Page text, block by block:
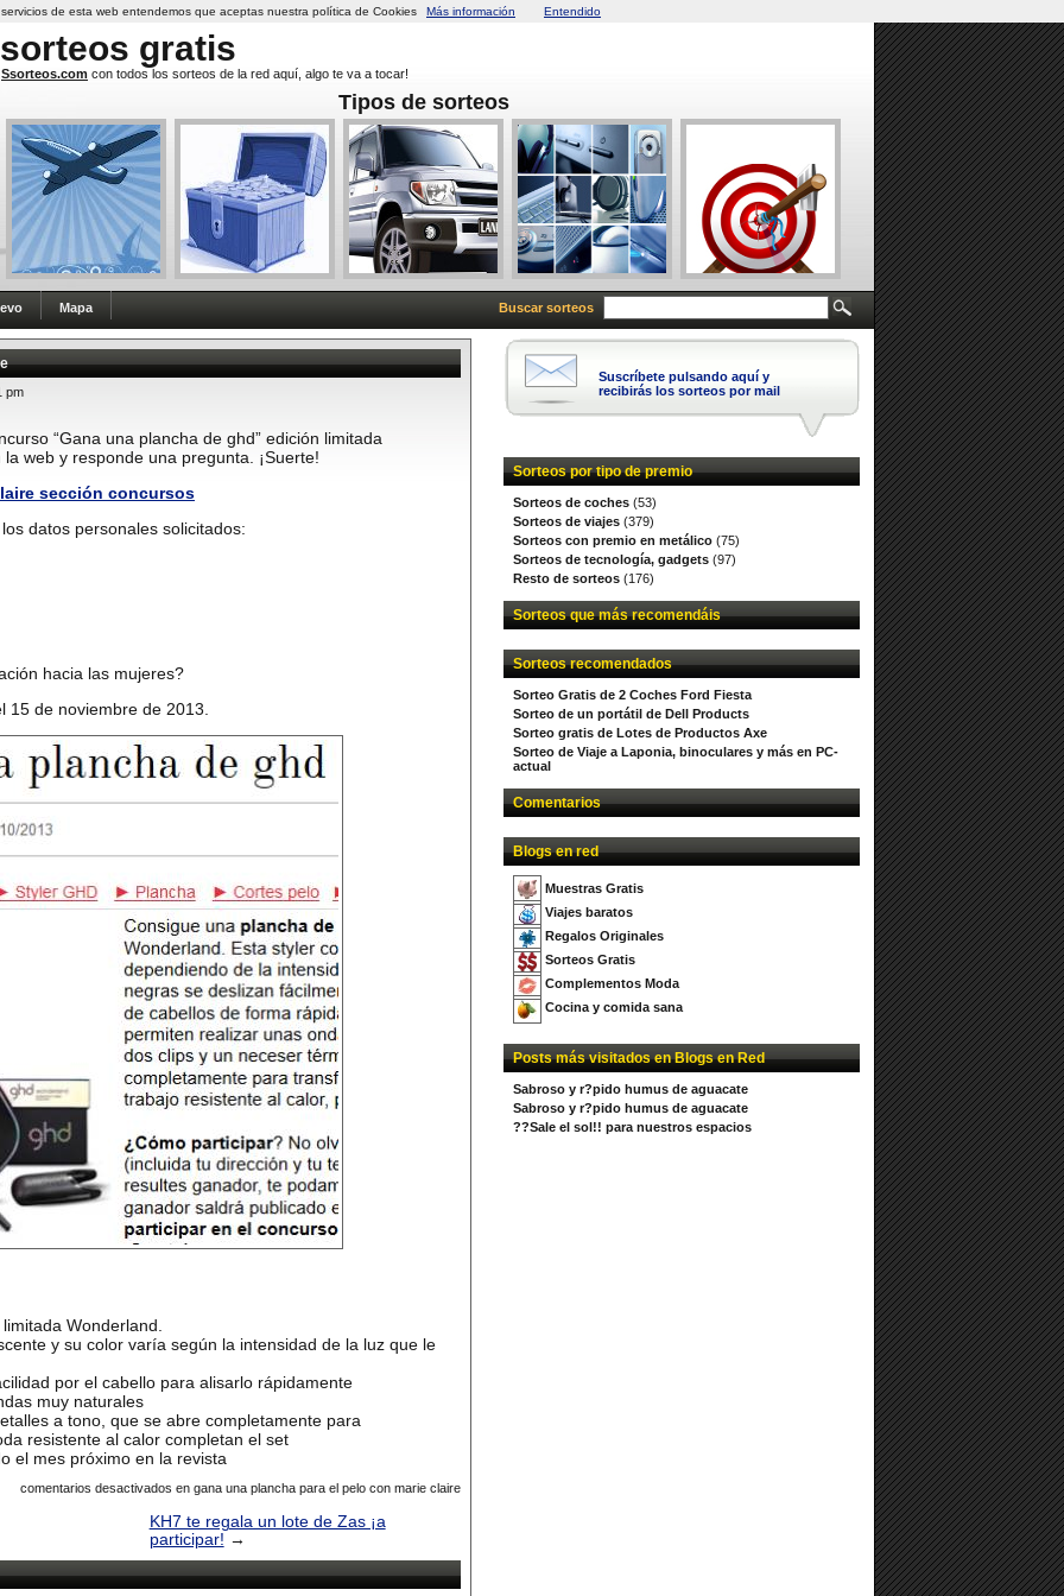
sorteos gratis
Ssorteos.com con todos los sorteos de la red aquí, algo te va a tocar!
Tipos de sorteos
Mapa Buscar sorteos
Suscríbete pulsando aquí y
recibirás los sorteos por mail
Sorteos por tipo de premio
Sorteos de coches (53)
Sorteos de viajes (379)
Sorteos con premio en metálico (75)
Sorteos de tecnología, gadgets (97)
Resto de sorteos (176)
Sorteos que más recomendáis
Sorteos recomendados
Sorteo Gratis de 2 Coches Ford Fiesta
Sorteo de un portátil de Dell Products
Sorteo gratis de Lotes de Productos Axe
Sorteo de Viaje a Laponia, binoculares y más en PC-
actual
Comentarios
Blogs en red
Muestras Gratis
Viajes baratos
Regalos Originales
Sorteos Gratis
Complementos Moda
Cocina y comida sana
Posts más visitados en Blogs en Red
Sabroso y r?pido humus de aguacate
Sabroso y r?pido humus de aguacate
??Sale el sol!! para nuestros espacios
pm
“Gana una plancha de ghd” edición limitada
la web y responde una pregunta. ¡Suerte!
sección concursos
datos personales solicitados:
hacia las mujeres?
15 de noviembre de 2013.
Wonderland.
y su color varía según la intensidad de la luz que le
por el cabello para alisarlo rápidamente
muy naturales
a tono, que se abre completamente para
resistente al calor completan el set
el mes próximo en la revista
comentarios desactivados en gana una plancha para el pelo con marie claire
KH7 te regala un lote de Zas ¡a
participar! →
de esta web entendemos que aceptas nuestra política de Cookies Más información Entendido